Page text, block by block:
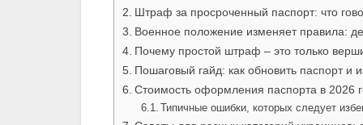
Штраф за просроченный паспорт: что
Военное положение изменяет правила:
Почему простой штраф – это только
Пошаговый гайд: как обновить паспорт и
Стоимость оформления паспорта в 2026
Типичные ошибки, которых следует